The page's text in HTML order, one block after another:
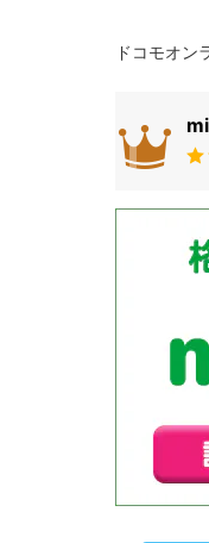
ドコモオン